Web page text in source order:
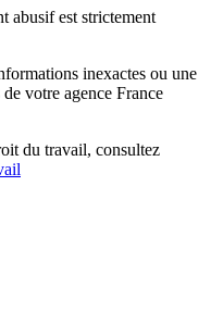
abusif est strictement
inexactes ou une
votre agence France
du travail, consultez